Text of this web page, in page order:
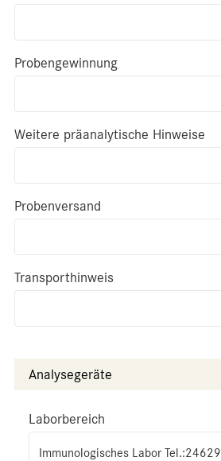
Probengewinnung
Weitere präanalytische Hinweise
Probenversand
Transporthinweis
Analysegeräte
Laborbereich
Immunologisches Labor Tel.:24629